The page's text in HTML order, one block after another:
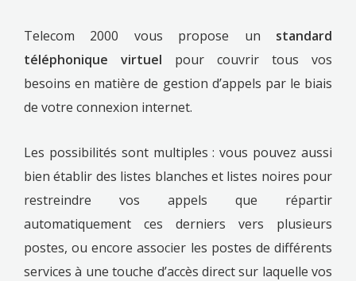
Telecom 2000 vous propose un standard
téléphonique virtuel pour couvrir tous vos
besoins en matière de gestion d’appels par le biais
de votre connexion internet.
Les possibilités sont multiples : vous pouvez aussi
bien établir des listes blanches et listes noires pour
restreindre vos appels que répartir
automatiquement ces derniers vers plusieurs
postes, ou encore associer les postes de différents
services à une touche d’accès direct sur laquelle vos